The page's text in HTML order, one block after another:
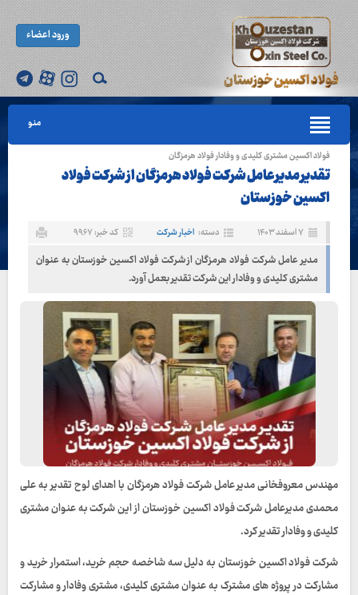
ورود اعضاء
منو
فولاد اکسین مشتری کلیدی و وفادار فولاد هرمزگان
تقدیر مدیرعامل شرکت فولاد هرمزگان از شرکت فولاد
اکسین خوزستان
۷ اسفند ۱۴۰۳ دسته: اخبار شرکت کد خبر: ۹۹۶۷
مدیر عامل شرکت فولاد هرمزگان از شرکت فولاد اکسین خوزستان به عنوان
مشتری کلیدی و وفادار این شرکت تقدیر بعمل آورد.
مهندس معروفخانی مدیر عامل شرکت فولاد هرمزگان با اهدای لوح تقدیر به علی
محمدی مدیرعامل شرکت فولاد اکسین خوزستان از این شرکت به عنوان مشتری
کلیدی و وفادار تقدیر کرد.
شرکت فولاد اکسین خوزستان به دلیل سه شاخصه حجم خرید، استمرار خرید و
مشارکت در پروژه های مشترک به عنوان مشتری کلیدی، مشتری وفادار و مشارکت